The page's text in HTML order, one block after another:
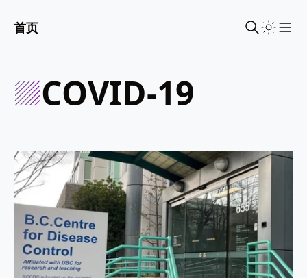
首页
COVID-19